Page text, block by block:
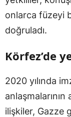
onlarca füzeyi
doğruladı.
Körfez’de
2020 yılında
ilişkiler, Gazze